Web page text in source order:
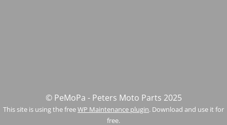
© PeMoPa - Peters Moto Parts 2025
This site is using the freeWP Maintenance plugin. Download and use it for
free.